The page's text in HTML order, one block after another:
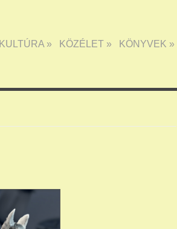
KULTÚRA » KÖZÉLET » KÖNYVEK »